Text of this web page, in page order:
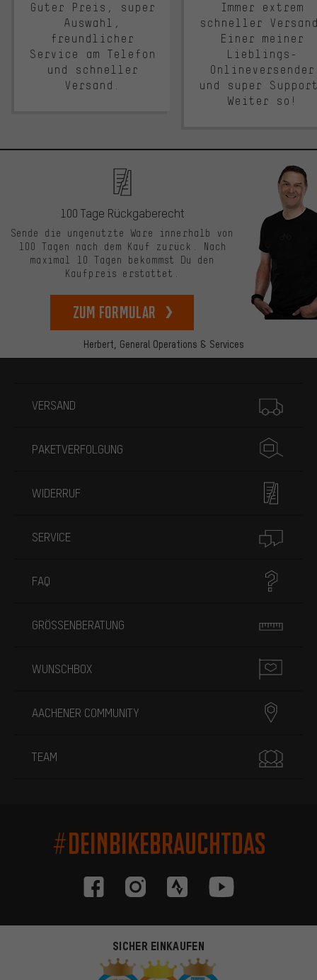
Guter Preis, super
Auswahl,
freundlicher
Service am Telefon
und schneller
Versand.
Immer extrem
schneller
Einer meiner
Lieblings-
Onlineversender
und super
Weiter so!
Herbert, General Operations & Services
100 Tage Rückgaberecht
Sende die ungenutzte Ware innerhalb von
100 Tagen nach dem Kauf zurück. Nach
maximal 10 Tagen bekommst Du den
Kaufpreis erstattet.
zum Formular
VERSAND
PAKETVERFOLGUNG
WIDERRUF
SERVICE
FAQ
GRÖSSENBERATUNG
WUNSCHBOX
AACHENER COMMUNITY
TEAM
#DEINBIKEBRAUCHTDAS
SICHER EINKAUFEN